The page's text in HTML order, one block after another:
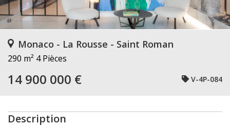
Monaco - La Rousse - Saint Roman
290 m² 4 Pièces
14 900 000 € V-4P-084
Description